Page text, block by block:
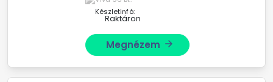
Készletinfó:
Raktáron
Megnézem arrow_forward